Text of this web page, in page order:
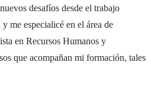
desafíos desde el trabajo
me especialicé en el área de
en Recursos Humanos y
que acompañan mi formación, tales